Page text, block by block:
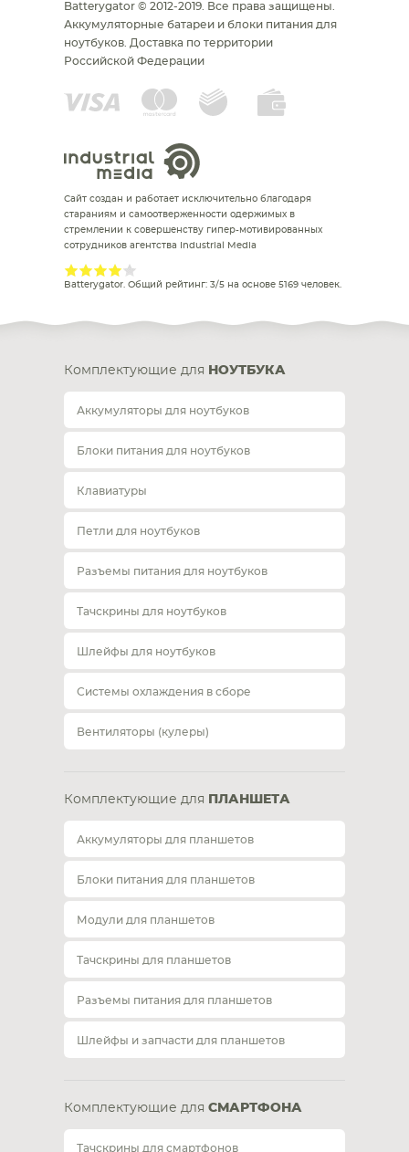
Batterygator © 2012-2019. Все права защищены.
Аккумуляторные батареи и блоки питания для
ноутбуков. Доставка по территории
Российской Федерации
Сайт создан и работает исключительно благодаря
стараниям и самоотверженности одержимых в
стремлении к совершенству гипер-мотивированных
сотрудников агентства Industrial Media
Batterygator. Общий рейтинг: 3/5 на основе 5169 человек.
Комплектующие для НОУТБУКА
Аккумуляторы для ноутбуков
Блоки питания для ноутбуков
Клавиатуры
Петли для ноутбуков
Разъемы питания для ноутбуков
Тачскрины для ноутбуков
Шлейфы для ноутбуков
Системы охлаждения в сборе
Вентиляторы (кулеры)
Комплектующие для ПЛАНШЕТА
Аккумуляторы для планшетов
Блоки питания для планшетов
Модули для планшетов
Тачскрины для планшетов
Разъемы питания для планшетов
Шлейфы и запчасти для планшетов
Комплектующие для СМАРТФОНА
Тачскрины для смартфонов